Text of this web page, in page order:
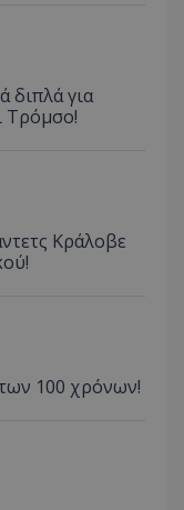
διπλά για
Τρόμσο!
Κράλοβε
100 χρόνων!